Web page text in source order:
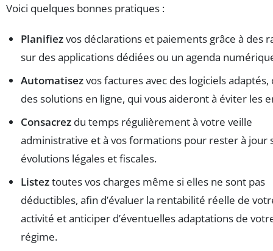
Voici quelques bonnes pratiques :
Planifiezvos déclarations et paiements grâce à des
sur des applications dédiées ou un agenda
Automatisezvos factures avec des logiciels
des solutions en ligne, qui vous aideront à éviter les
Consacrez du temps régulièrement à votre veille
administrative et à vos formations pour rester à jour
évolutions légales et fiscales.
Listeztoutes vos charges même si elles ne sont pas
déductibles, afin d’évaluer la rentabilité réelle de
activité et anticiper d’éventuelles adaptations de
régime.